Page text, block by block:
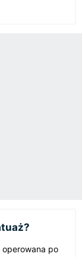
operowana po